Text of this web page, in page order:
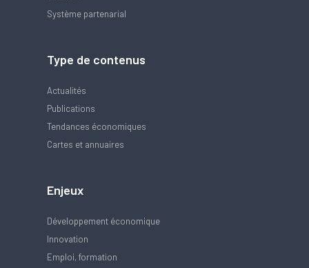
Système partenarial
Type de contenus
Actualités
Publications
Tendances économiques
Cartes et annuaires
Enjeux
Développement économique
Innovation
Emploi, formation